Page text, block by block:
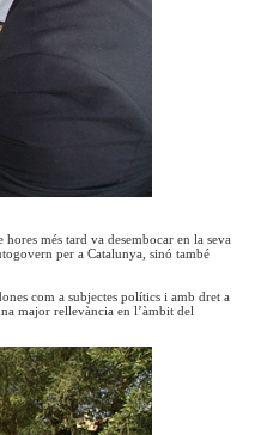
més tard va desembocar en la seva
per a Catalunya, sinó també
com a subjectes polítics i amb dret a
major rellevància en l’àmbit del